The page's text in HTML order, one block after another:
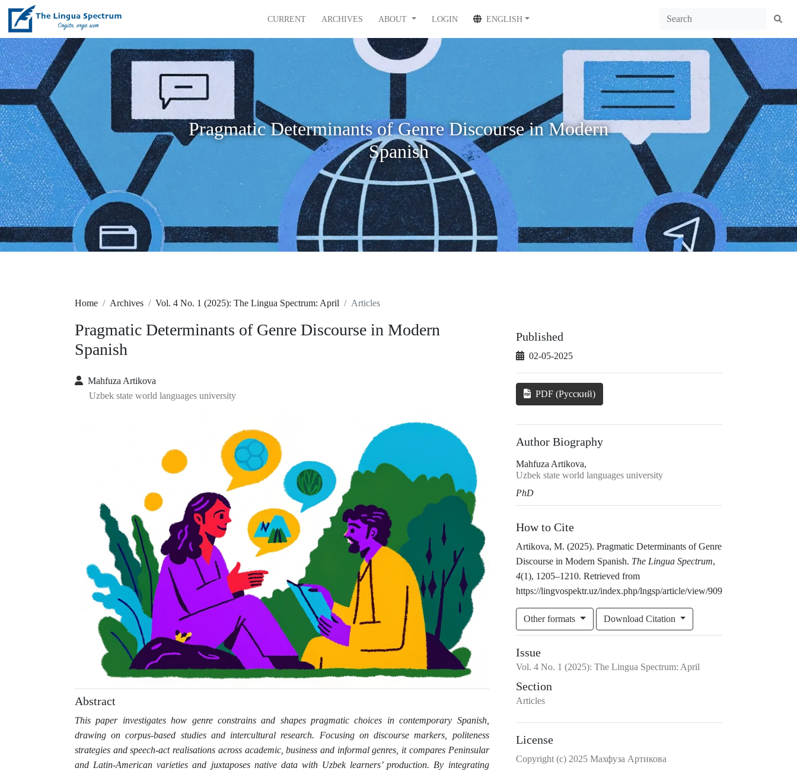
CURRENT ARCHIVES ABOUT LOGIN ENGLISH
Pragmatic Determinants of Genre Discourse in Modern
Spanish
Home Archives Vol. 4 No. 1 (2025): The Lingua Spectrum: April Articles
Pragmatic Determinants of Genre Discourse in Modern
Spanish
Mahfuza Artikova
Uzbek state world languages university
Abstract
This paper investigates how genre constrains and shapes pragmatic choices in contemporary Spanish,
drawing on corpus-based studies and intercultural research. Focusing on discourse markers, politeness
strategies and speech-act realisations across academic, business and informal genres, it compares Peninsular
and Latin-American varieties and juxtaposes native data with Uzbek learners’ production. By integrating
Published
02-05-2025
PDF (Русский)
Author Biography
Mahfuza Artikova,
Uzbek state world languages university
PhD
How to Cite
Artikova, M. (2025). Pragmatic Determinants of Genre
Discourse in Modern Spanish. The Lingua Spectrum,
4(1), 1205–1210. Retrieved from
https://lingvospektr.uz/index.php/lngsp/article/view/909
Other formats Download Citation
Issue
Vol. 4 No. 1 (2025): The Lingua Spectrum: April
Section
Articles
License
Copyright (c) 2025 Махфуза Артикова